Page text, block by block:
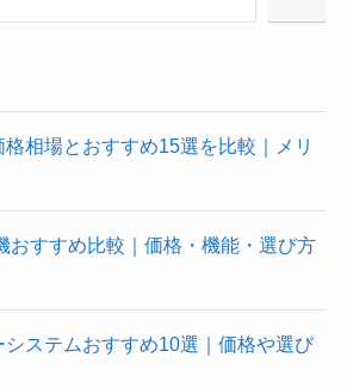
相場とおすすめ15選を比較｜メリ
おすすめ比較｜価格・機能・選び方
システムおすすめ10選｜価格や選び